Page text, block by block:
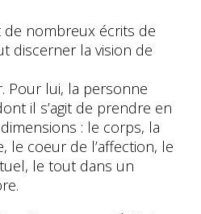
de nombreux écrits de
discerner la vision de
Pour lui, la personne
il s’agit de prendre en
: le corps, la
le coeur de l’affection, le
le tout dans un